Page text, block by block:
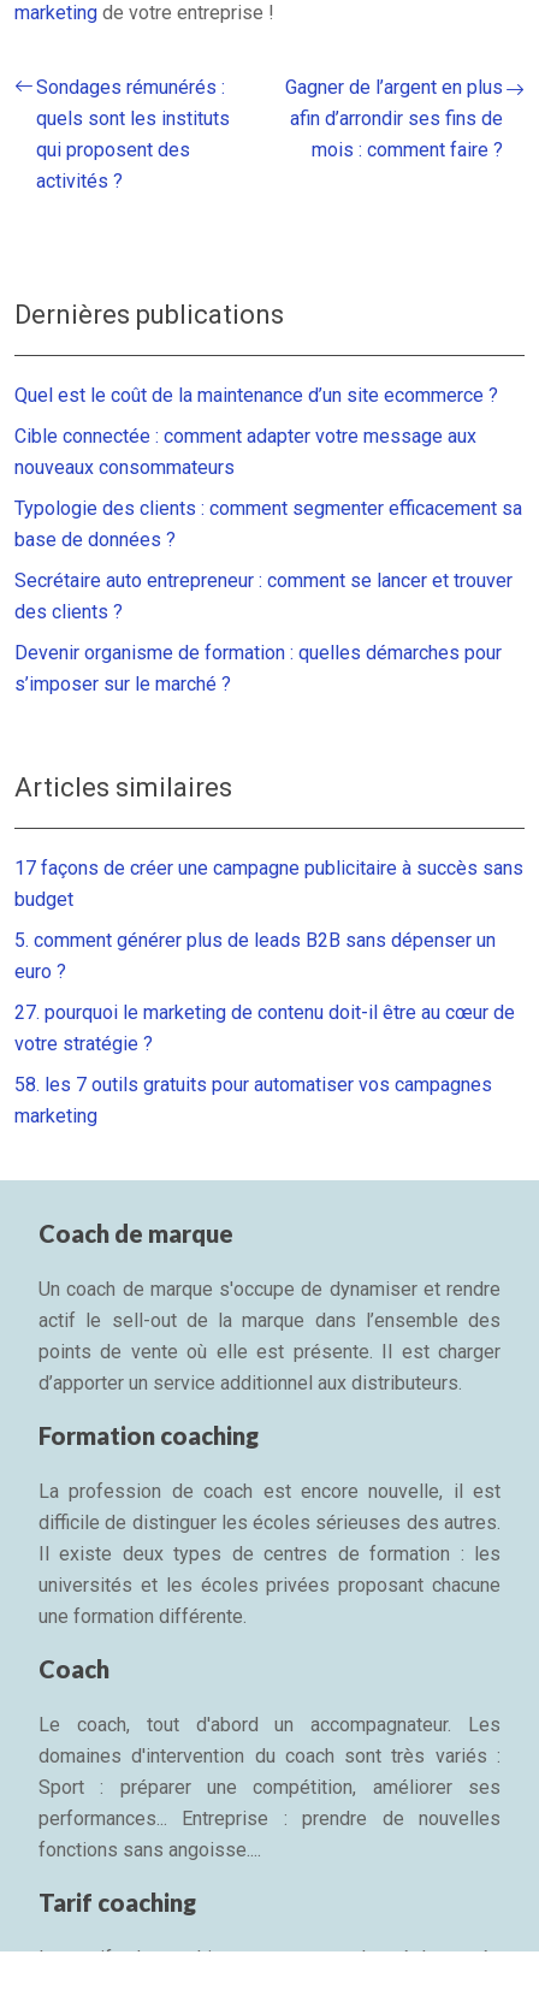
marketing de votre entreprise !
Sondages rémunérés :
quels sont les instituts
qui proposent des
activités ?
Gagner de l’argent en plus
afin d’arrondir ses fins de
mois : comment faire ?
Dernières publications
Quel est le coût de la maintenance d’un site ecommerce ?
Cible connectée : comment adapter votre message aux
nouveaux consommateurs
Typologie des clients : comment segmenter efficacement sa
base de données ?
Secrétaire auto entrepreneur : comment se lancer et trouver
des clients ?
Devenir organisme de formation : quelles démarches pour
s’imposer sur le marché ?
Articles similaires
17 façons de créer une campagne publicitaire à succès sans
budget
5. comment générer plus de leads B2B sans dépenser un
euro ?
27. pourquoi le marketing de contenu doit-il être au cœur de
votre stratégie ?
58. les 7 outils gratuits pour automatiser vos campagnes
marketing
Coach de marque
Un coach de marque s'occupe de dynamiser et rendre
actif le sell-out de la marque dans l’ensemble des
points de vente où elle est présente. Il est charger
d’apporter un service additionnel aux distributeurs.
Formation coaching
La profession de coach est encore nouvelle, il est
difficile de distinguer les écoles sérieuses des autres.
Il existe deux types de centres de formation : les
universités et les écoles privées proposant chacune
une formation différente.
Coach
Le coach, tout d'abord un accompagnateur. Les
domaines d'intervention du coach sont très variés :
Sport : préparer une compétition, améliorer ses
performances... Entreprise : prendre de nouvelles
fonctions sans angoisse....
Tarif coaching
Les tarifs du coaching ne sont pas plus réglementés